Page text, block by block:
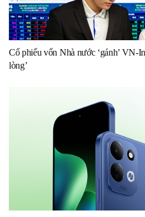
Cổ phiếu vốn Nhà nước ‘gánh’ VN-
lòng’